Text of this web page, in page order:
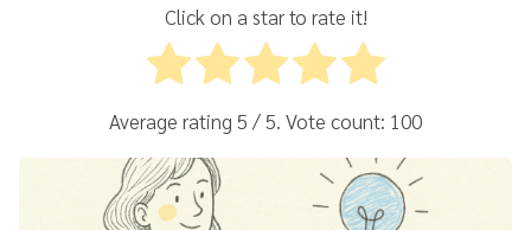
Click on a star to rate it!
Average rating 5 / 5. Vote count: 100